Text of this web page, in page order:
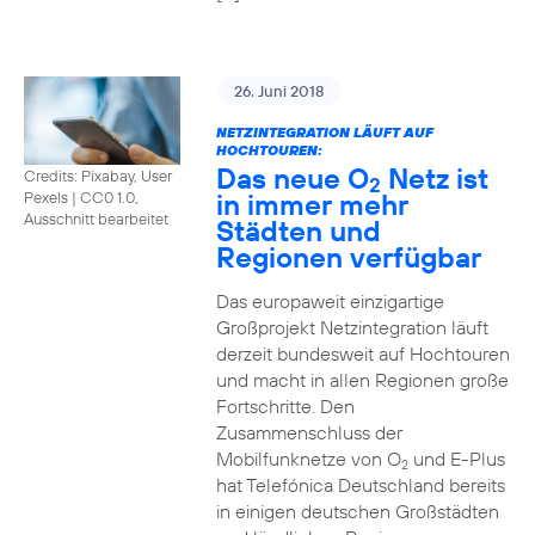
Credits: Pixabay, User
Pexels | CC0 1.0,
Ausschnitt bearbeitet
26. Juni 2018
NETZINTEGRATION LÄUFT AUF
HOCHTOUREN:
Das neue O2 Netz ist
in immer mehr
Städten und
Regionen verfügbar
Das europaweit einzigartige
Großprojekt Netzintegration läuft
derzeit bundesweit auf Hochtouren
und macht in allen Regionen große
Fortschritte. Den
Zusammenschluss der
Mobilfunknetze von O2und E-Plus
hat Telefónica Deutschland bereits
in einigen deutschen Großstädten